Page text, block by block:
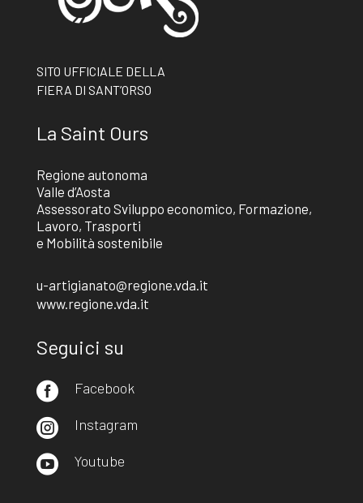
SITO UFFICIALE DELLA
FIERA DI SANT’ORSO
La Saint Ours
Regione autonoma
Valle d’Aosta
Assessorato Sviluppo economico, Formazione,
Lavoro, Trasporti
e Mobilità sostenibile
u-artigianato@regione.vda.it
www.regione.vda.it
Seguici su
 Facebook
 Instagram
 Youtube